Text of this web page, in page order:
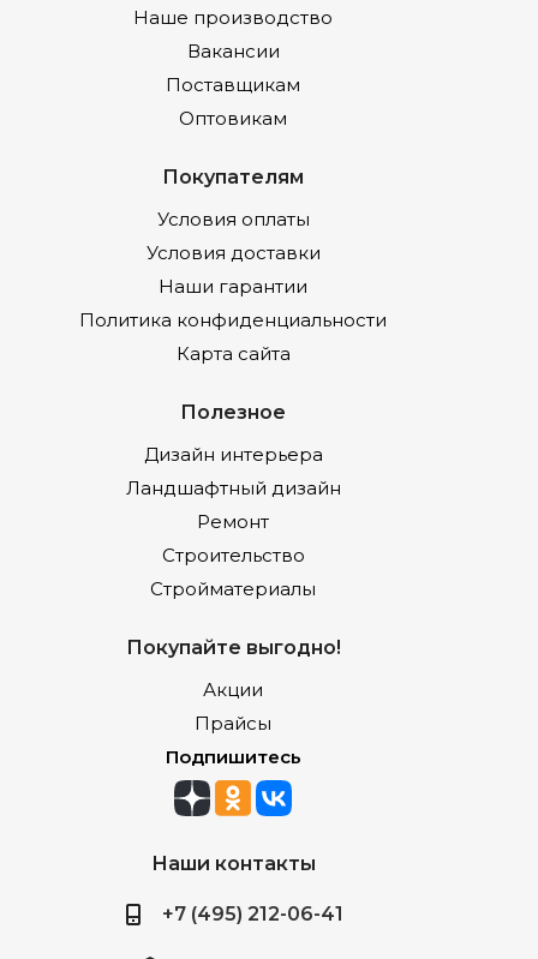
Наше производство
Вакансии
Поставщикам
Оптовикам
Покупателям
Условия оплаты
Условия доставки
Наши гарантии
Политика конфиденциальности
Карта сайта
Полезное
Дизайн интерьера
Ландшафтный дизайн
Ремонт
Строительство
Стройматериалы
Покупайте выгодно!
Акции
Прайсы
Подпишитесь
Наши контакты
+7 (495) 212-06-41